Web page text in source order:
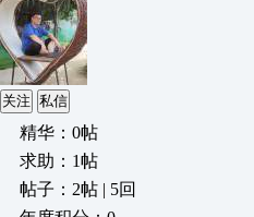
关注 私信
精华：0帖
求助：1帖
帖子：2帖 | 5回